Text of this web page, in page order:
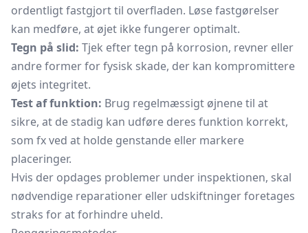
ordentligt fastgjort til overfladen. Løse fastgørelser
kan medføre, at øjet ikke fungerer optimalt.
Tegn på slid: Tjek efter tegn på korrosion, revner eller
andre former for fysisk skade, der kan kompromittere
øjets integritet.
Test af funktion: Brug regelmæssigt øjnene til at
sikre, at de stadig kan udføre deres funktion korrekt,
som fx ved at holde genstande eller markere
placeringer.
Hvis der opdages problemer under inspektionen, skal
nødvendige reparationer eller udskiftninger foretages
straks for at forhindre uheld.